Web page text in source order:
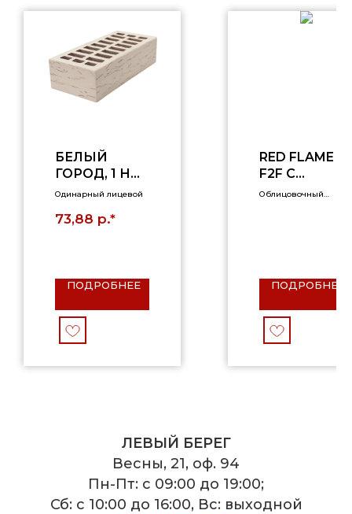
БЕЛЫЙ
ГОРОД, 1 НФ,
РУСТ
Одинарный лицевой
73,88 р.*
ПОДРОБНЕЕ
RED FLAME
F2F С
ПЕСКОМ
Облицовочный
ПОДРОБНЕЕ
ЛЕВЫЙ БЕРЕГ
Весны, 21, оф. 94
Пн-Пт: с 09:00 до 19:00;
Сб: с 10:00 до 16:00, Вс: выходной